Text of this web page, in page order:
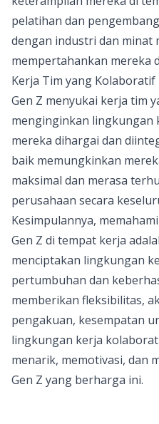
pelatihan dan
dengan industri dan minat
mempertahankan mereka
Kerja Tim yang Kolaboratif
Gen Z menyukai kerja tim
menginginkan lingkungan
mereka dihargai dan
baik memungkinkan
maksimal dan merasa
perusahaan secara
Kesimpulannya,
Gen Z di tempat kerja
menciptakan lingkungan
pertumbuhan dan
memberikan fleksibilitas,
pengakuan, kesempatan
lingkungan kerja
menarik, memotivasi, dan
Gen Z yang berharga ini.